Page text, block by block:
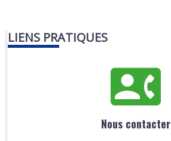
LIENS PRATIQUES
Nous contacter